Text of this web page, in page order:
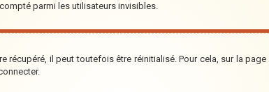
parmi les utilisateurs invisibles.
récupéré, il peut toutefois être réinitialisé. Pour cela, sur la